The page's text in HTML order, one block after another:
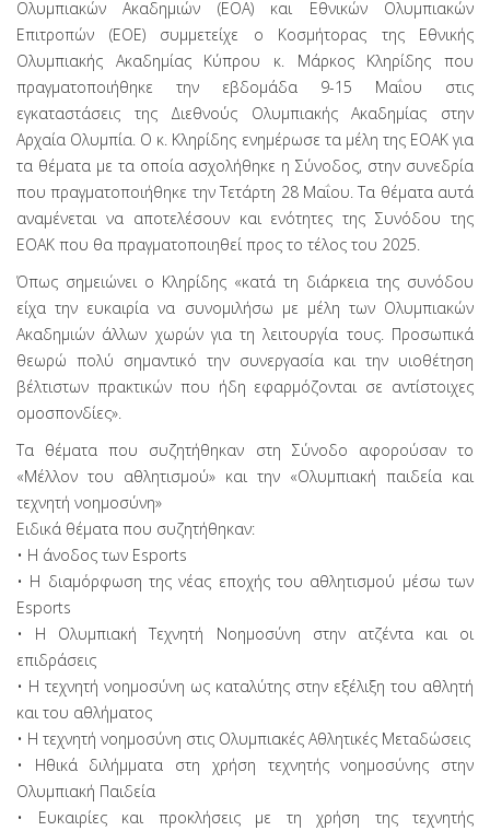
Ολυμπιακών Ακαδημιών (ΕΟΑ) και Εθνικών Ολυμπιακών
Επιτροπών (ΕΟΕ) συμμετείχε ο Κοσμήτορας της Εθνικής
Ολυμπιακής Ακαδημίας Κύπρου κ. Μάρκος Κληρίδης που
πραγματοποιήθηκε την εβδομάδα 9-15 Μαΐου στις
εγκαταστάσεις της Διεθνούς Ολυμπιακής Ακαδημίας στην
Αρχαία Ολυμπία. Ο κ. Κληρίδης ενημέρωσε τα μέλη της ΕΟΑΚ για
τα θέματα με τα οποία ασχολήθηκε η Σύνοδος, στην συνεδρία
που πραγματοποιήθηκε την Τετάρτη 28 Μαΐου. Τα θέματα αυτά
αναμένεται να αποτελέσουν και ενότητες της Συνόδου της
ΕΟΑΚ που θα πραγματοποιηθεί προς το τέλος του 2025.
Όπως σημειώνει ο Κληρίδης «κατά τη διάρκεια της συνόδου
είχα την ευκαιρία να συνομιλήσω με μέλη των Ολυμπιακών
Ακαδημιών άλλων χωρών για τη λειτουργία τους. Προσωπικά
θεωρώ πολύ σημαντικό την συνεργασία και την υιοθέτηση
βέλτιστων πρακτικών που ήδη εφαρμόζονται σε αντίστοιχες
ομοσπονδίες».
Τα θέματα που συζητήθηκαν στη Σύνοδο αφορούσαν το
«Μέλλον του αθλητισμού» και την «Ολυμπιακή παιδεία και
τεχνητή νοημοσύνη»
Ειδικά θέματα που συζητήθηκαν:
• Η άνοδος των Esports
• Η διαμόρφωση της νέας εποχής του αθλητισμού μέσω των
Esports
• Η Ολυμπιακή Τεχνητή Νοημοσύνη στην ατζέντα και οι
επιδράσεις
• Η τεχνητή νοημοσύνη ως καταλύτης στην εξέλιξη του αθλητή
και του αθλήματος
• Η τεχνητή νοημοσύνη στις Ολυμπιακές Αθλητικές Μεταδώσεις
• Ηθικά διλήμματα στη χρήση τεχνητής νοημοσύνης στην
Ολυμπιακή Παιδεία
• Ευκαιρίες και προκλήσεις με τη χρήση της τεχνητής